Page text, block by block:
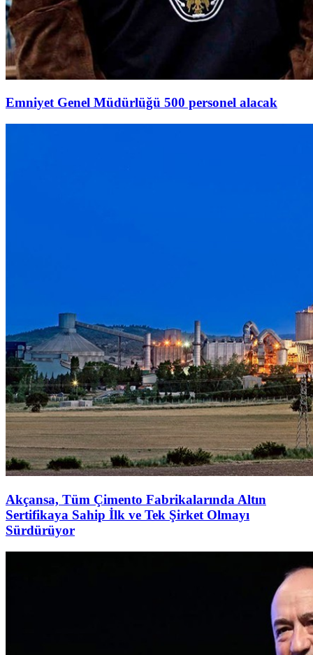
Emniyet Genel Müdürlüğü 500 personel alacak
Akçansa, Tüm Çimento Fabrikalarında Altın
Sertifikaya Sahip İlk ve Tek Şirket Olmayı
Sürdürüyor